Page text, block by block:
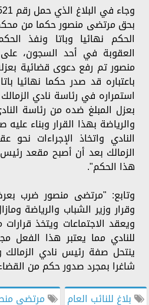
بحق مرتضى منصور حكما من
الحكم نهائيا وباتا ونفذ
العقوبة في أحد السجون،
منصور تم رفع دعوى قضائية
باعتباره قد صدر حكما نهائيا
استمراره في رئاسة نادي
بعزل المبلغ ضده من رئاسة
والرياضة بهذا القرار وبناء
النادي واتخاذ الإجراءات نحو
الزمالك بعد أن أصبح مقعد
هذا الحكم".
وتابع: "مرتضى منصور ضرب
وقرار وزير الشباب والرياضة
ويعقد الاجتماعات ويتخذ
للنادي مما يعتبر هذا الفعل
ينتحل صفة رئيس نادي
شاغرا بمجرد صدور حكم من
بلاغ للنائب العام
مرتضى